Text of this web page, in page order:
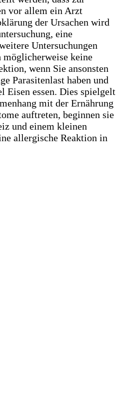
vor allem ein Arzt
der Ursachen wird
eine
Untersuchungen
möglicherweise keine
wenn Sie ansonsten
Parasitenlast haben und
essen. Dies spielgelt
mit der Ernährung
auftreten, beginnen sie
und einem kleinen
allergische Reaktion in